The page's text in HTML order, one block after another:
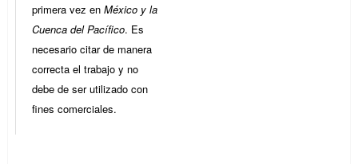
primera vez en México y la
Cuenca del Pacífico. Es
necesario citar de manera
correcta el trabajo y no
debe de ser utilizado con
fines comerciales.